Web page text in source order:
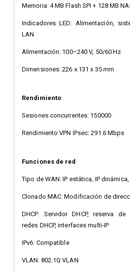
Memoria: 4 MB Flash SPI + 128 MB
Indicadores LED: Alimentación,
LAN
Alimentación: 100–240 V, 50/60 Hz
Dimensiones: 226 x 131 x 35 mm
Rendimiento
Sesiones concurrentes: 150000
Rendimiento VPN IPsec: 291.6 Mbps
Funciones de red
Tipo de WAN: IP estática, IP dinámica,
Clonado MAC: Modificación de
DHCP: Servidor DHCP, reserva
redes DHCP, interfaces multi-IP
IPv6: Compatible
VLAN: 802.1Q VLAN